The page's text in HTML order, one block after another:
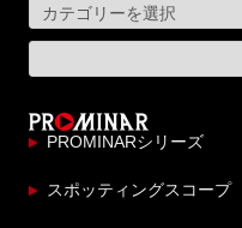
PROMINARシリーズ
スポッティングスコープ